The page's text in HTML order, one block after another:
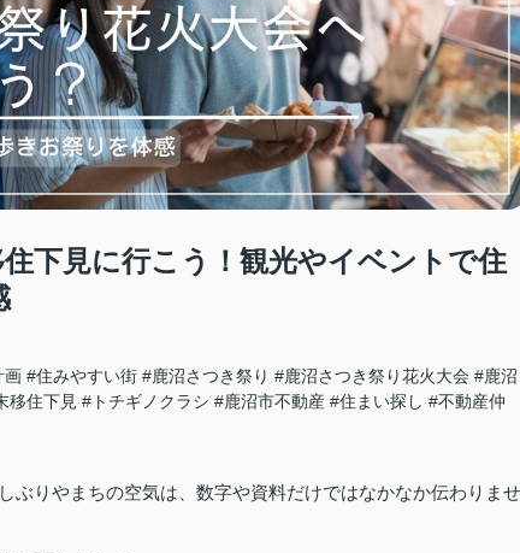
下見に行こう！観光やイベントで住
画 #住みやすい街 #鹿沼さつき祭り #鹿沼さつき祭り花火大会 #鹿沼
移住下見 #トチギノクラシ #鹿沼市不動産 #住まい探し #不動産仲
ぶりやまちの空気は、数字や資料だけではなかなか伝わりませ